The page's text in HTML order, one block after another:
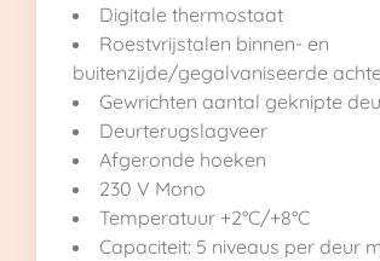
Digitale thermostaat
Roestvrijstalen binnen- en
buitenzijde/gegalvaniseerde
Gewrichten aantal geknipte
Deurterugslagveer
Afgeronde hoeken
230 V Mono
Temperatuur +2°C/+8°C
Capaciteit: 5 niveaus per deur